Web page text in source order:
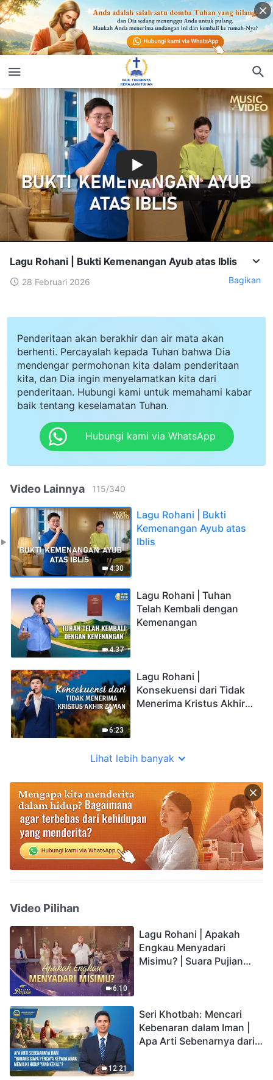
Lagu Rohani | Bukti Kemenangan Ayub atas Iblis
28 Februari 2026 Bagikan
Penderitaan akan berakhir dan air mata akan
berhenti. Percayalah kepada Tuhan bahwa Dia
mendengar permohonan kita dalam penderitaan
kita, dan Dia ingin menyelamatkan kita dari
penderitaan. Hubungi kami untuk memahami kabar
baik tentang keselamatan Tuhan.
Hubungi kami via WhatsApp
Video Lainnya 115/340
4:30
Lagu Rohani | Bukti
Kemenangan Ayub atas
Iblis
4:37
Lagu Rohani | Tuhan
Telah Kembali dengan
Kemenangan
6:23
Lagu Rohani |
Konsekuensi dari Tidak
Menerima Kristus Akhir
Lihat lebih banyak
Video Pilihan
6:10
Lagu Rohani | Apakah
Engkau Menyadari
Misimu? | Suara Pujian
12:21
Seri Khotbah: Mencari
Kebenaran dalam Iman |
Apa Arti Sebenarnya dari